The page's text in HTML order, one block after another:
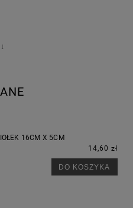
↓
16CM X 5CM
14,60 zł
DO KOSZYKA